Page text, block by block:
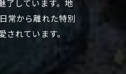
了しています。地
常から離れた特別
れています。